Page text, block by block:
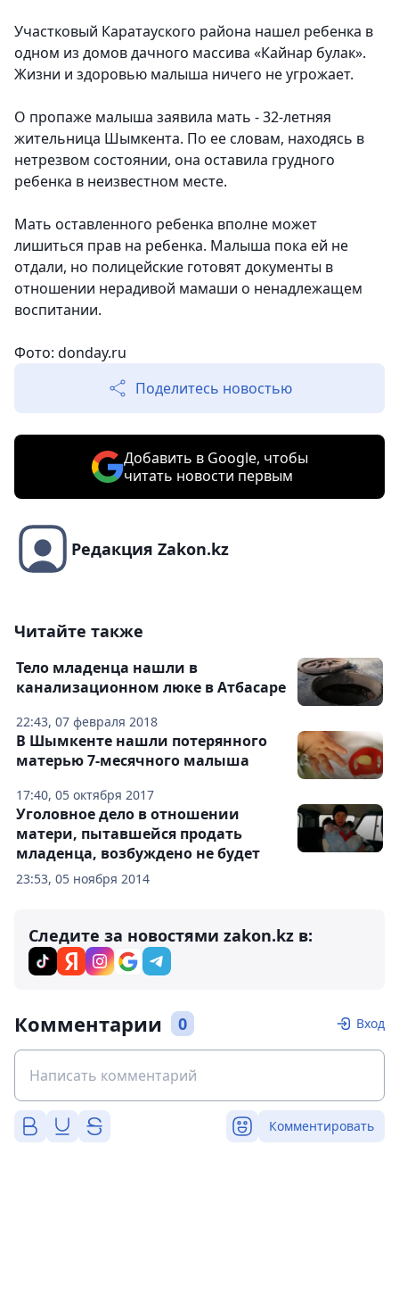
Участковый Каратауского района нашел ребенка в
одном из домов дачного массива «Кайнар булак».
Жизни и здоровью малыша ничего не угрожает.
О пропаже малыша заявила мать - 32-летняя
жительница Шымкента. По ее словам, находясь в
нетрезвом состоянии, она оставила грудного
ребенка в неизвестном месте.
Мать оставленного ребенка вполне может
лишиться прав на ребенка. Малыша пока ей не
отдали, но полицейские готовят документы в
отношении нерадивой мамаши о ненадлежащем
воспитании.
Фото: donday.ru
Поделитесь новостью
Добавить в Google, чтобы
читать новости первым
Редакция Zakon.kz
Читайте также
22:43, 07 февраля 2018
Тело младенца нашли в
канализационном люке в Атбасаре
17:40, 05 октября 2017
В Шымкенте нашли потерянного
матерью 7-месячного малыша
23:53, 05 ноября 2014
Уголовное дело в отношении
матери, пытавшейся продать
младенца, возбуждено не будет
Следите за новостями zakon.kz в:
Комментарии 0 Вход
Комментировать